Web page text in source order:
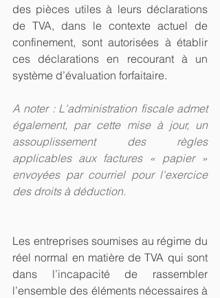
des pièces utiles à leurs déclarations
de TVA, dans le contexte actuel de
confinement, sont autorisées à établir
ces déclarations en recourant à un
système d’évaluation forfaitaire.
A noter : L'administration fiscale admet
également, par cette mise à jour, un
assouplissement des règles
applicables aux factures « papier »
envoyées par courriel pour l'exercice
des droits à déduction.
Les entreprises soumises au régime du
réel normal en matière de TVA qui sont
dans l’incapacité de rassembler
l’ensemble des éléments nécessaires à